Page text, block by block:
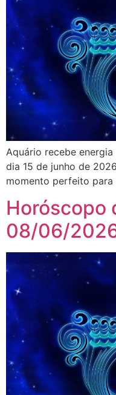
Aquário recebe
dia 15 de junho de
momento perfeito
08/06/